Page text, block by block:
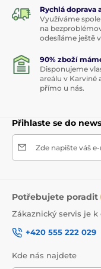
Rychlá doprava
Využíváme
na
odesíláme ještě
90% zboží
Disponujeme
areálu v Karviné
přímo u nás.
Přihlaste se do
Zde napište váš
Potřebujete poradit
Zákaznický servis je k
+420 555 222 029
Kde nás najdete